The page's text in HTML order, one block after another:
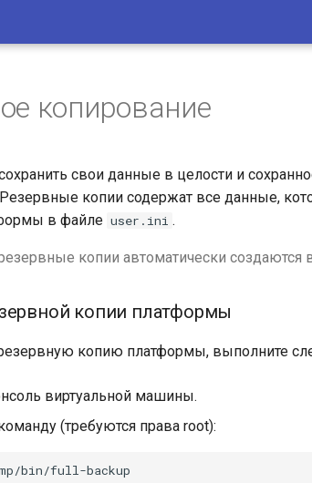
копирование
свои данные в целости и
копии содержат все данные,
в файле user.ini .
копии автоматически
копии платформы
копию платформы, выполните
виртуальной машины.
(требуются права root):